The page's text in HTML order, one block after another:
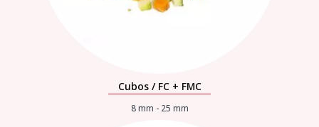
Cubos / FC + FMC
8 mm - 25 mm